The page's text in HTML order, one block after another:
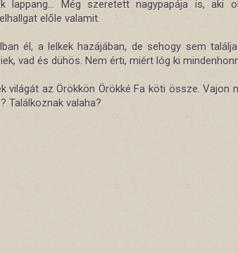
lappang... Még szeretett nagypapája is, aki
előle valamit.
él, a lelkek hazájában, de sehogy sem
vad és dühös. Nem érti, miért lóg ki
világát az Örökkön Örökké Fa köti össze. Vajon
Találkoznak valaha?